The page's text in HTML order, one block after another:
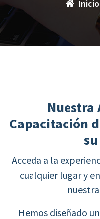
Inicio
Nuestra
Capacitación
Acceda a la
cualquier lugar y
nuestra
Hemos diseñado